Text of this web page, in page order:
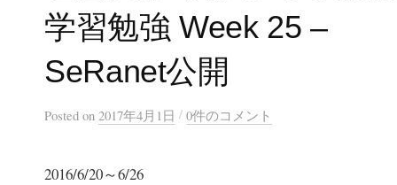
学習勉強 Week 25 –
SeRanet公開
Posted on 2017年4月1日 / 0件のコメント
2016/6/20～6/26